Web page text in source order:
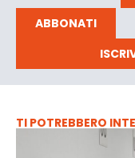
ABBONATI
TI POTREBBERO